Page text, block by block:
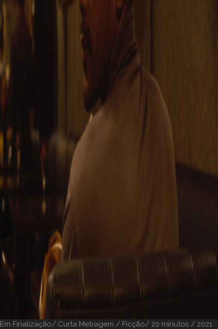
Em Finalização/ Curta Metragem / Ficção/ 20 minutos / 2021